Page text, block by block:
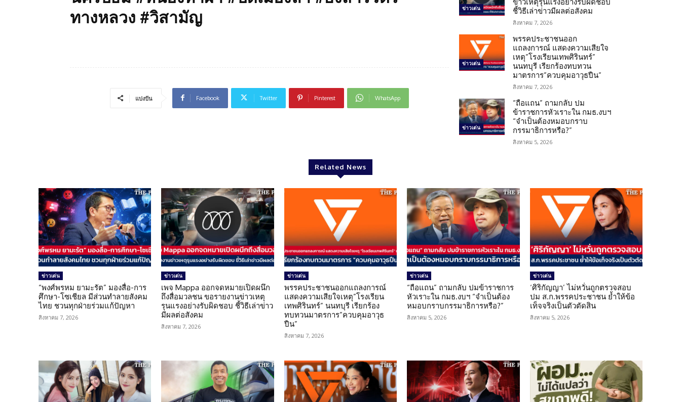
ทางหลวง #วิสามัญ
แบ่งปัน Facebook Twitter Pinterest WhatsApp
ข่าวเด่น
ชี้วิธีเล่าข่าวมีผลต่อสังคม
สิงหาคม 7, 2026
ข่าวเด่น
พรรคประชาชนออก
แถลงการณ์ แสดงความเสียใจ
เหตุ”โรงเรียนเทพศิรินทร์”
นนทบุรี เรียกร้องทบทวน
มาตรการ”ควบคุมอาวุธปืน”
สิงหาคม 7, 2026
ข่าวเด่น
“ถือแถน” ถามกลับ ปม
ข้าราชการหัวเราะใน กมธ.งบฯ
“จำเป็นต้องหมอบกราบ
กรรมาธิการหรือ?”
สิงหาคม 5, 2026
Related News
ข่าวเด่น
“พงศ์พรหม ยามะรัต” มองสื่อ-การ
ศึกษา-โซเชียล มีส่วนทำลายสังคม
ไทย ชวนทุกฝ่ายร่วมแก้ปัญหา
สิงหาคม 7, 2026
ข่าวเด่น
เพจ Mappa ออกจดหมายเปิดผนึก
ถึงสื่อมวลชน ขอรายงานข่าวเหตุ
รุนแรงอย่างรับผิดชอบ ชี้วิธีเล่าข่าว
มีผลต่อสังคม
สิงหาคม 7, 2026
ข่าวเด่น
พรรคประชาชนออกแถลงการณ์
แสดงความเสียใจเหตุ”โรงเรียน
เทพศิรินทร์” นนทบุรี เรียกร้อง
ทบทวนมาตรการ”ควบคุมอาวุธ
ปืน”
สิงหาคม 7, 2026
ข่าวเด่น
“ถือแถน” ถามกลับ ปมข้าราชการ
หัวเราะใน กมธ.งบฯ “จำเป็นต้อง
หมอบกราบกรรมาธิการหรือ?”
สิงหาคม 5, 2026
ข่าวเด่น
‘ศิริกัญญา’ ไม่หวั่นถูกตรวจสอบ
ปม ส.ก.พรรคประชาชน ย้ำให้ข้อ
เท็จจริงเป็นตัวตัดสิน
สิงหาคม 5, 2026